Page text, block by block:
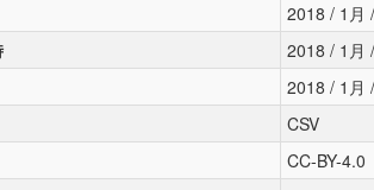
2018 / 1月
2018 / 1月
2018 / 1月
CSV
CC-BY-4.0